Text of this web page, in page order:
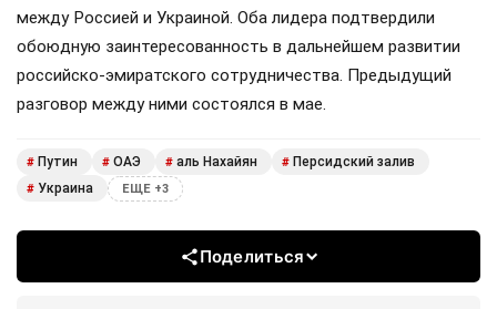
между Россией и Украиной. Оба лидера подтвердили
обоюдную заинтересованность в дальнейшем развитии
российско-эмиратского сотрудничества. Предыдущий
разговор между ними состоялся в мае.
# Путин # ОАЭ # аль Нахайян # Персидский залив
# Украина ЕЩЕ +3
Поделиться